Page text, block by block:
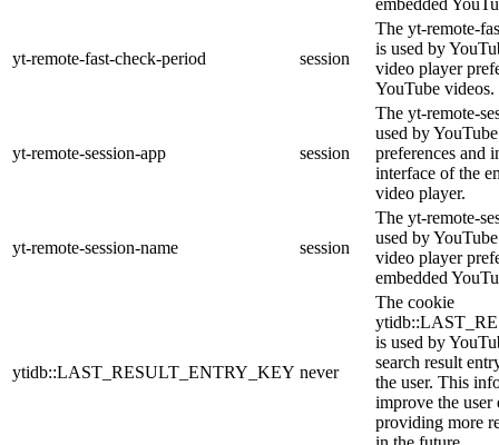
yt-remote-fast-check-period session
The yt-remote-
is used by
video player
YouTube videos.
yt-remote-session-app session
The yt-remote-
used by
preferences and
interface of the
video player.
yt-remote-session-name session
The yt-remote-
used by
video player
embedded
ytidb::LAST_RESULT_ENTRY_KEY never
The cookie
is used by
search result
the user. This
improve the user
providing more